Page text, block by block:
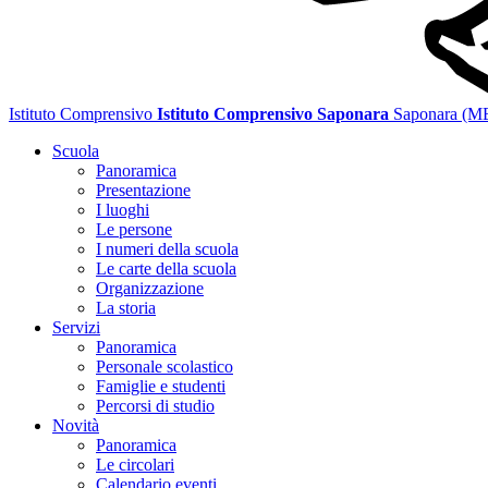
Istituto Comprensivo Istituto Comprensivo Saponara Saponara
Scuola
Panoramica
Presentazione
I luoghi
Le persone
I numeri della scuola
Le carte della scuola
Organizzazione
La storia
Servizi
Panoramica
Personale scolastico
Famiglie e studenti
Percorsi di studio
Novità
Panoramica
Le circolari
Calendario eventi